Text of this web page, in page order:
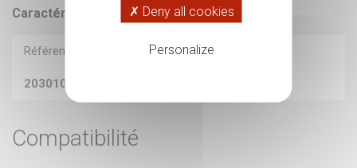
Caractéristiques
Référence
203010351
Compatibilité
✗ Deny all cookies
Personalize